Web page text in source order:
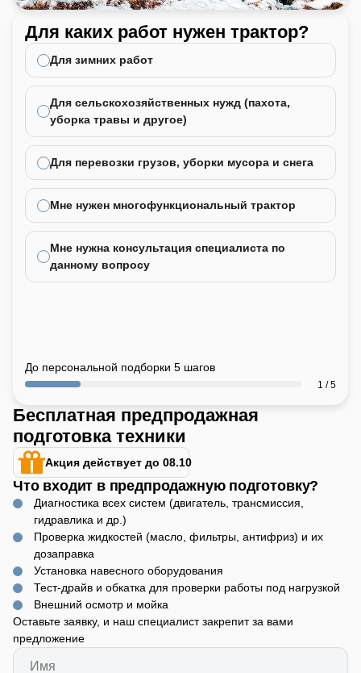
4030 мм
Ширина
1650 мм
Высота:
2520 мм
Дорожный просвет:
310 мм
Производительность насоса:
50 л/мин
Эксплуатационная масса
2695 кг
Грузоподъемность:
880 кг
Наличие ГУР:
Назначения:
Страна производитель:
Китай
Колёсная формула:
4x4
Колея:
1250/1300-1500 мм
ВОМ:
540/1000 ; 540/720 об/мин
Кондиционер:
Нет
Тип сцепления
Двухдисковое
8+4/8+8/16+8
Реверс:
Для каких работ нужен трактор?
Для зимних работ
Для сельскохозяйственных нужд (пахота,
уборка травы и другое)
Для перевозки грузов, уборки мусора и снега
Мне нужен многофункциональный трактор
Мне нужна консультация специалиста по
данному вопросу
До персональной подборки 5 шагов
1 / 5
Бесплатная предпродажная
подготовка техники
Акция действует до 08.10
Что входит в предпродажную подготовку?
Диагностика всех систем (двигатель, трансмиссия,
гидравлика и др.)
Проверка жидкостей (масло, фильтры, антифриз) и их
дозаправка
Установка навесного оборудования
Тест-драйв и обкатка для проверки работы под нагрузкой
Внешний осмотр и мойка
Оставьте заявку, и наш специалист закрепит за вами
предложение